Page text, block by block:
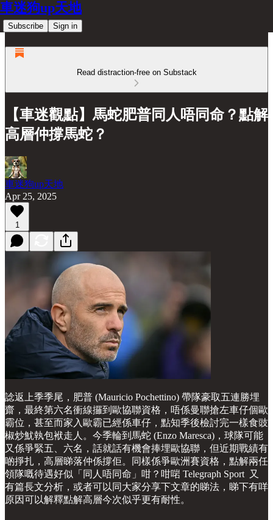
車迷狗up天地
Subscribe Sign in
Read distraction-free on Substack
【車迷觀點】馬蛇肥普同人唔同命？點解
高層仲撐馬蛇？
車迷狗up天地
Apr 25, 2025
1
諗返上季季尾，肥普 (Mauricio Pochettino) 帶隊豪取五連勝埋
齋，最終第六名衝線攞到歐協聯資格，唔係曼聯搶左車仔個歐
霸位，甚至而家入歐霸已經係車仔，點知季後檢討完一樣食豉
椒炒魷執包袱走人。今季輪到馬蛇 (Enzo Maresca)，球隊可能
又係爭緊五、六名，話就話有機會捧埋歐協聯，但近期戰績有
啲掙扎，高層睇落仲係撐佢。同樣係爭歐洲賽資格，點解兩任
領隊嘅待遇好似「同人唔同命」咁？咁啱 Telegraph Sport 又
有篇長文分析，或者可以同大家分享下文章的睇法，睇下有咩
原因可以解釋點解高層今次似乎更有耐性。